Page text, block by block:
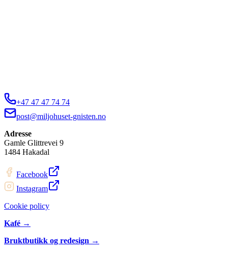
+47 47 47 74 74
post@miljohuset-gnisten.no
Adresse
Gamle Glittrevei 9
1484 Hakadal
Facebook
Instagram
Cookie policy
Kafé →
Bruktbutikk og redesign →